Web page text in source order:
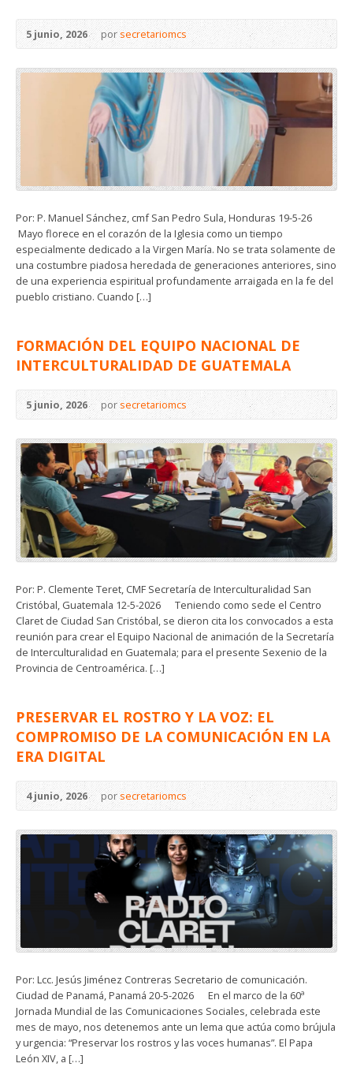
5 junio, 2026 porsecretariomcs
Por: P. Manuel Sánchez, cmf San Pedro Sula, Honduras 19-5-26
Mayo florece en el corazón de la Iglesia como un tiempo
especialmente dedicado a la Virgen María. No se trata solamente de
una costumbre piadosa heredada de generaciones anteriores, sino
de una experiencia espiritual profundamente arraigada en la fe del
pueblo cristiano. Cuando […]
FORMACIÓN DEL EQUIPO NACIONAL DE
INTERCULTURALIDAD DE GUATEMALA
5 junio, 2026 porsecretariomcs
Por: P. Clemente Teret, CMF Secretaría de Interculturalidad San
Cristóbal, Guatemala 12-5-2026 Teniendo como sede el Centro
Claret de Ciudad San Cristóbal, se dieron cita los convocados a esta
reunión para crear el Equipo Nacional de animación de la Secretaría
de Interculturalidad en Guatemala; para el presente Sexenio de la
Provincia de Centroamérica. […]
PRESERVAR EL ROSTRO Y LA VOZ: EL
COMPROMISO DE LA COMUNICACIÓN EN LA
ERA DIGITAL
4 junio, 2026 porsecretariomcs
Por: Lcc. Jesús Jiménez Contreras Secretario de comunicación.
Ciudad de Panamá, Panamá 20-5-2026 ​En el marco de la 60ª
Jornada Mundial de las Comunicaciones Sociales, celebrada este
mes de mayo, nos detenemos ante un lema que actúa como brújula
y urgencia: “Preservar los rostros y las voces humanas”. El Papa
León XIV, a […]